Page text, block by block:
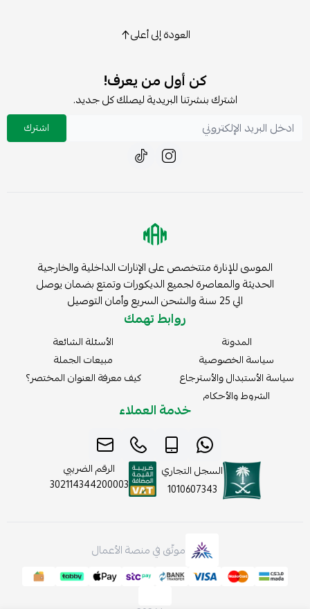
العودة إلى أعلى
كن أول من يعرف!
اشترك بنشرتنا البريدية ليصلك كل جديد.
اشترك
الموسى للإنارة متتخصص على الإنارات الداخلية والخارجية
الحديثة والمعاصرة لجميع الديكورات وتمتع بضمان يوصل
الي 25 سنة والشحن السريع وأمان التوصيل
روابط تهمك
المدونة
سياسة الخصوصية
سياسة الأستبدال والأسترجاع
الشروط والأحكام
الأسئلة الشائعة
مبيعات الجملة
كيف معرفة العنوان المختصر؟
خدمة العملاء
السجل التجاري
1010607343
الرقم الضريبي
302114344200003
موثّق في منصة الأعمال